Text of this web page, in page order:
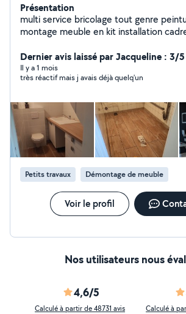
Présentation
multi service bricolage tout genre
montage meuble en kit installation
Dernier avis laissé par Jacqueline : 3/5
Il y a 1 mois
très réactif mais j avais déjà quelq'un
Petits travaux Démontage de meuble
Voir le profil
Nos utilisateurs nous
4,6/5
Calculé à partir de 48731 avis Calculé à